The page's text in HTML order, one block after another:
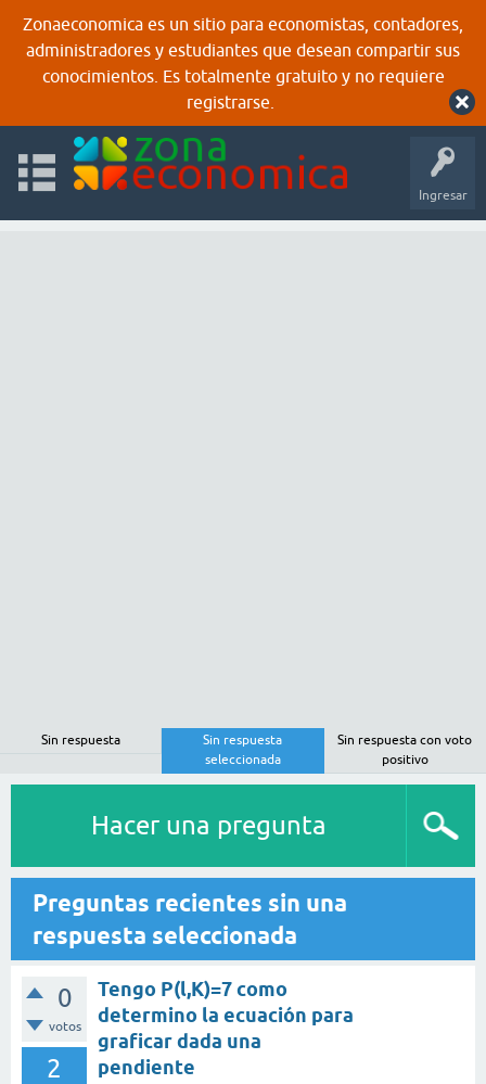
Zonaeconomica es un sitio para economistas, contadores,
administradores y estudiantes que desean compartir sus
conocimientos. Es totalmente gratuito y no requiere
registrarse.
Ingresar
Sin respuesta
Sin respuesta
seleccionada
Sin respuesta con voto
positivo
Hacer una pregunta
Preguntas recientes sin una
respuesta seleccionada
0
votos
2
Tengo P(l,K)=7 como
determino la ecuación para
graficar dada una
pendiente